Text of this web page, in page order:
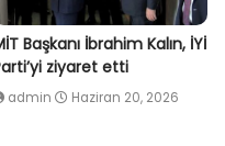
Başkanı İbrahim Kalın, İYİ
ziyaret etti
admin Haziran 20, 2026